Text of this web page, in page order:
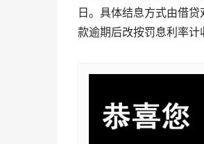
日。具体结息方式由借
款逾期后改按罚息利率计